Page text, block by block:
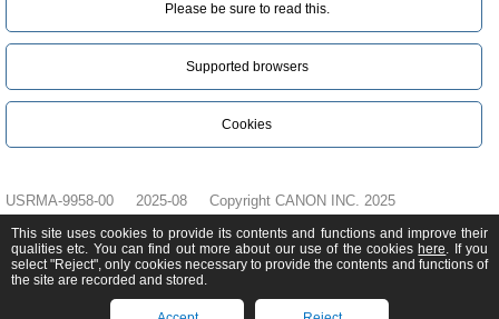
Please be sure to read this.‎
Supported browsers
Cookies
USRMA-9958-00 2025-08 Copyright CANON INC. 2025
This site uses cookies to provide its contents and functions and improve their
qualities etc. You can find out more about our use of the cookies here. If you
select "Reject", only cookies necessary to provide the contents and functions of
the site are recorded and stored.